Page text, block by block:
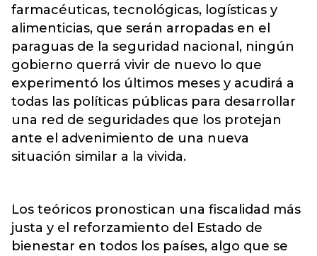
farmacéuticas, tecnológicas, logísticas y
alimenticias, que serán arropadas en el
paraguas de la seguridad nacional, ningún
gobierno querrá vivir de nuevo lo que
experimentó los últimos meses y acudirá a
todas las políticas públicas para desarrollar
una red de seguridades que los protejan
ante el advenimiento de una nueva
situación similar a la vivida.
Los teóricos pronostican una fiscalidad más
justa y el reforzamiento del Estado de
bienestar en todos los países, algo que se